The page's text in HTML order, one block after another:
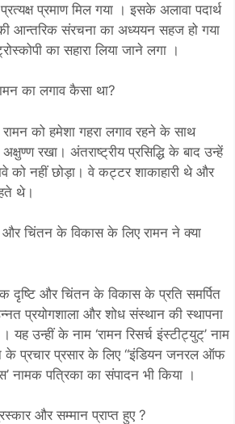
प्रमाण मिल गया । इसके अलावा पदार्थ
संरचना का अध्ययन सहज हो गया
का सहारा लिया जाने लगा ।
का लगाव कैसा था?
को हमेशा गहरा लगाव रहने के साथ
रखा। अंतराष्ट्रीय प्रसिद्धि के बाद उन्हें
को नहीं छोड़ा। वे कट्टर शाकाहारी थे और
थे।
और चिंतन के विकास के लिए रामन ने क्या
दृष्टि और चिंतन के विकास के प्रति समर्पित
प्रयोगशाला और शोध संस्थान की स्थापना
उन्हीं के नाम ‘रामन रिसर्च इंस्टीट्युट्’ नाम
के प्रचार प्रसार के लिए “इंडियन जनरल ऑफ
नामक पत्रिका का संपादन भी किया ।
और सम्मान प्राप्त हुए ?